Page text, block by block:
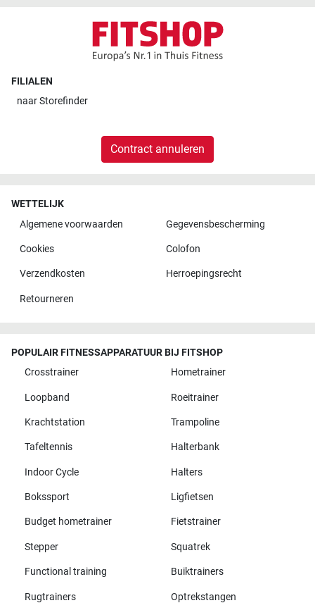
FILIALEN
naarStorefinder
Contract annuleren
WETTELIJK
Algemene voorwaarden
Gegevensbescherming
Cookies Colofon
Verzendkosten Herroepingsrecht
Retourneren
POPULAIR FITNESSAPPARATUUR BIJ FITSHOP
Crosstrainer
Hometrainer
Loopband Roeitrainer
Krachtstation Trampoline
Tafeltennis Halterbank
Indoor Cycle Halters
Bokssport Ligfietsen
Budget hometrainer Fietstrainer
Stepper Squatrek
Functional training Buiktrainers
Rugtrainers Optrekstangen